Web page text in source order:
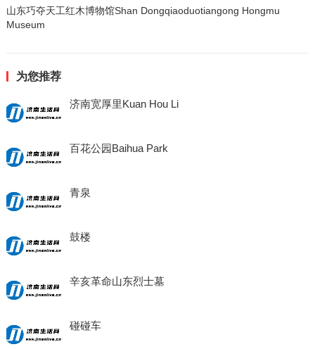
山东巧夺天工红木博物馆Shan Dongqiaoduotiangong Hongmu
Museum
为您推荐
济南宽厚里Kuan Hou Li
百花公园Baihua Park
青泉
鼓楼
辛亥革命山东烈士墓
碰碰车